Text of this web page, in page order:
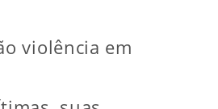
violência em